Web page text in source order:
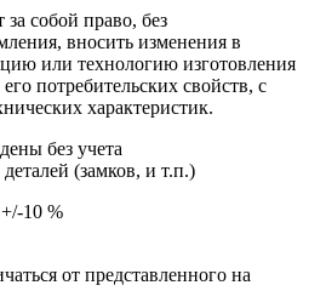
за собой право, без
вносить изменения в
или технологию изготовления
потребительских свойств, с
характеристик.
без учета
(замков, и т.п.)
10 %
от представленного на